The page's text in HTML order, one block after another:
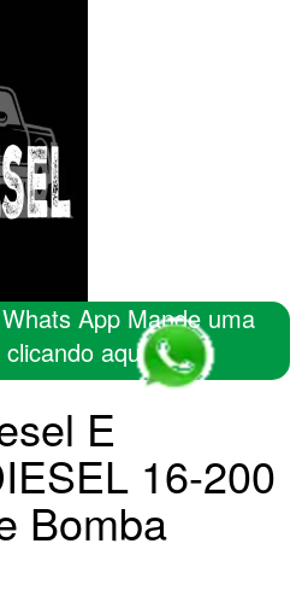
App Mande uma
clicando aqui
E
16-200
Bomba